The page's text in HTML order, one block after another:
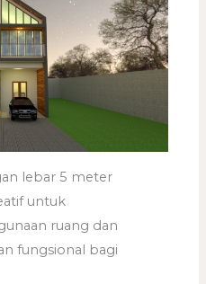
lebar 5 meter
untuk
ruang dan
fungsional bagi